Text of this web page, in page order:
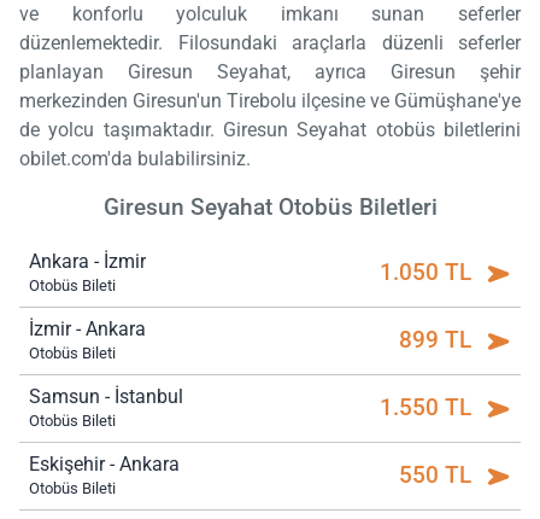
ve konforlu yolculuk imkanı sunan seferler
düzenlemektedir. Filosundaki araçlarla düzenli seferler
planlayan Giresun Seyahat, ayrıca Giresun şehir
merkezinden Giresun'un Tirebolu ilçesine ve Gümüşhane'ye
de yolcu taşımaktadır. Giresun Seyahat otobüs biletlerini
obilet.com'da bulabilirsiniz.
Giresun Seyahat Otobüs Biletleri
Ankara - İzmir
Otobüs Bileti 1.050 TL
İzmir - Ankara
Otobüs Bileti 899 TL
Samsun - İstanbul
Otobüs Bileti 1.550 TL
Eskişehir - Ankara
Otobüs Bileti 550 TL